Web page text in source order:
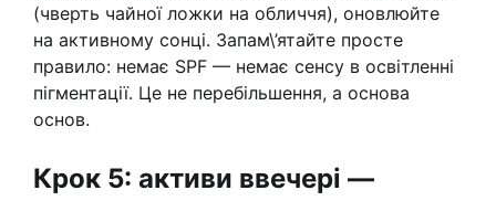
(чверть чайної ложки на обличчя), оновлюйте
на активному сонці. Запам\’ятайте просте
правило: немає SPF — немає сенсу в освітленні
пігментації. Це не перебільшення, а основа
основ.
Крок 5: активи ввечері —